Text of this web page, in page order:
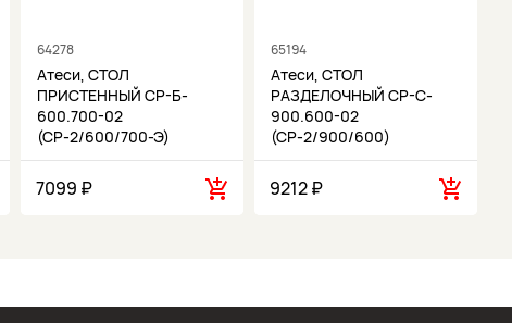
64278
Атеси, СТОЛ
ПРИСТЕННЫЙ СР-Б-
600.700-02
(СР-2/600/700-Э)
7099 ₽
65194
Атеси, СТОЛ
РАЗДЕЛОЧНЫЙ СР-С-
900.600-02
(СР-2/900/600)
9212 ₽